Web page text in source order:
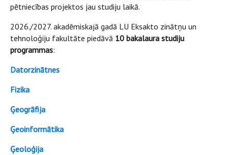
pētniecības projektos jau studiju laikā.
2026./2027. akadēmiskajā gadā LU Eksakto zinātņu un
tehnoloģiju fakultāte piedāvā 10 bakalaura studiju
programmas:
Datorzinātnes
Fizika
Ģeogrāfija
Ģeoinformātika
Ģeoloģija